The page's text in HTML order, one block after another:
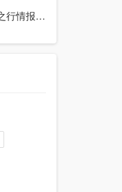
炒股初期必看！通达信常用界面之行情报价与分时图介绍